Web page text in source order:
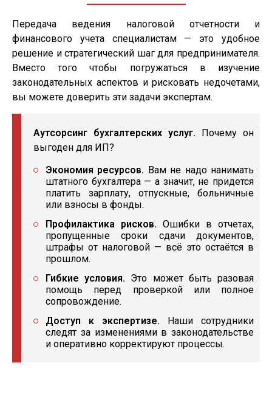
Передача ведения налоговой отчетности и
финансового учета специалистам — это удобное
решение и стратегический шаг для предпринимателя.
Вместо того чтобы погружаться в изучение
законодательных аспектов и рисковать недочетами,
вы можете доверить эти задачи экспертам.
Аутсорсинг бухгалтерских услуг. Почему он
выгоден для ИП?
Экономия ресурсов. Вам не надо нанимать
штатного бухгалтера — а значит, не придется
платить зарплату, отпускные, больничные
или взносы в фонды.
Профилактика рисков. Ошибки в отчетах,
пропущенные сроки сдачи документов,
штрафы от налоговой — всё это остаётся в
прошлом.
Гибкие условия. Это может быть разовая
помощь перед проверкой или полное
сопровождение.
Доступ к экспертизе. Наши сотрудники
следят за изменениями в законодательстве
и оперативно корректируют процессы.